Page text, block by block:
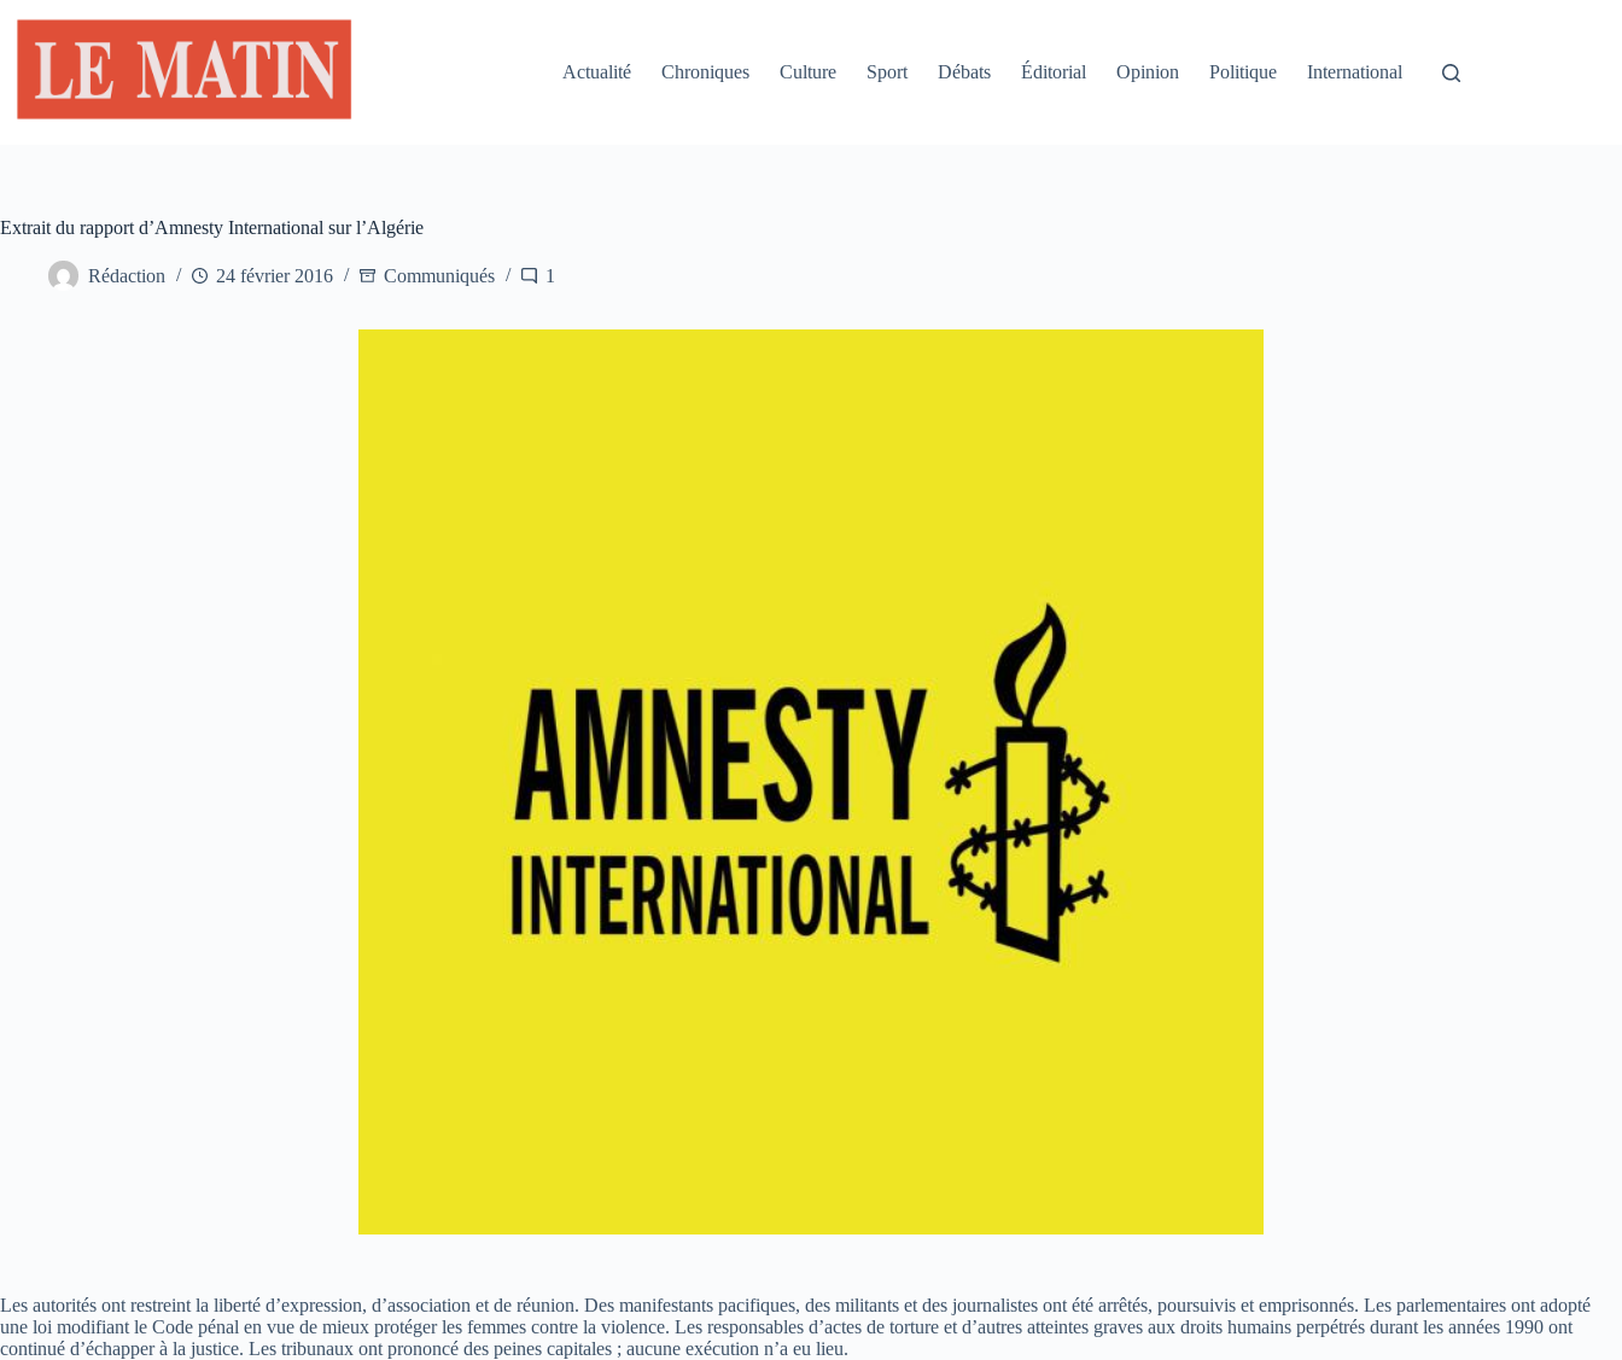
contenu
Actualité
Chroniques Culture Sport Débats Éditorial Opinion Politique International
Extrait du rapport d’Amnesty International sur l’Algérie
Rédaction 24 février 2016 Communiqués 1
Les autorités ont restreint la liberté d’expression, d’association et de réunion. Des manifestants pacifiques, des militants et des journalistes ont été arrêtés, poursuivis et emprisonnés. Les parlementaires ont adopté
une loi modifiant le Code pénal en vue de mieux protéger les femmes contre la violence. Les responsables d’actes de torture et d’autres atteintes graves aux droits humains perpétrés durant les années 1990 ont
continué d’échapper à la justice. Les tribunaux ont prononcé des peines capitales ; aucune exécution n’a eu lieu.